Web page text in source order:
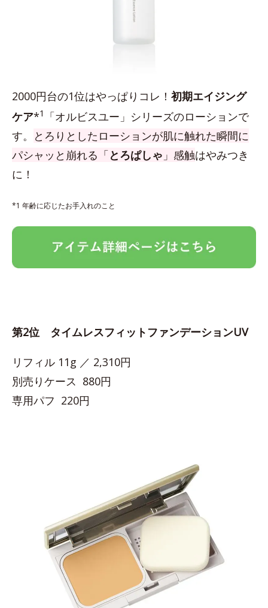
2000円台の1位はやっぱりコレ！ 初期エイジング
ケア*1
「オルビスユー」シリーズのローションで
す。
とろりとしたローションが肌に触れた瞬間に
パシャッと崩れる「とろぱしゃ 」感触はやみつき
に！
*1 年齢に応じたお手入れのこと
第2位 タイムレスフィットファンデーションUV
リフィル 11g ／ 2,310円
別売りケース 880円
専用パフ 220円